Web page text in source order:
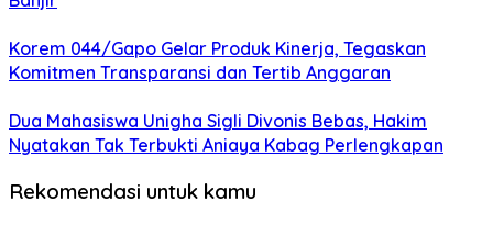
Korem 044/Gapo Gelar Produk Kinerja, Tegaskan
Komitmen Transparansi dan Tertib Anggaran
Dua Mahasiswa Unigha Sigli Divonis Bebas, Hakim
Nyatakan Tak Terbukti Aniaya Kabag Perlengkapan
Rekomendasi untuk kamu